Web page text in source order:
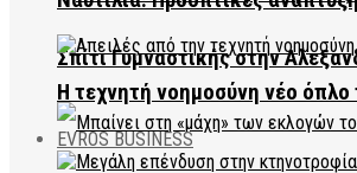
Σπίτι Γυμναστικής στην
Η τεχνητή νοημοσύνη νέο
EVROS BUSINESS